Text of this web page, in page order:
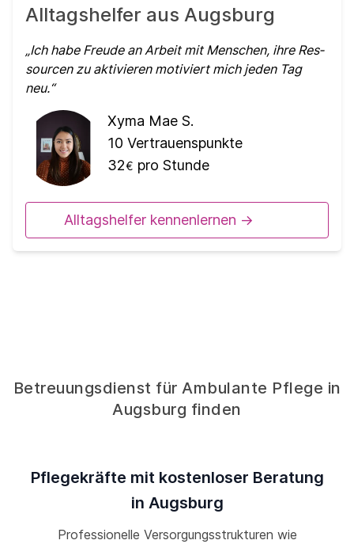
Alltagshelfer aus Augsburg
Ich habe Freude an Arbeit mit Menschen, ihre Res­
sour­cen zu aktivieren motiviert mich jeden Tag
neu.
Xyma Mae S.
10 Vertrauenspunkte
32€ pro Stunde
Alltagshelfer kennenlernen ->
Betreuungsdienst für Ambulante Pflege in
Augsburg finden
Pflegekräfte mit kostenloser Beratung
in Augsburg
Professionelle Versorgungsstrukturen wie